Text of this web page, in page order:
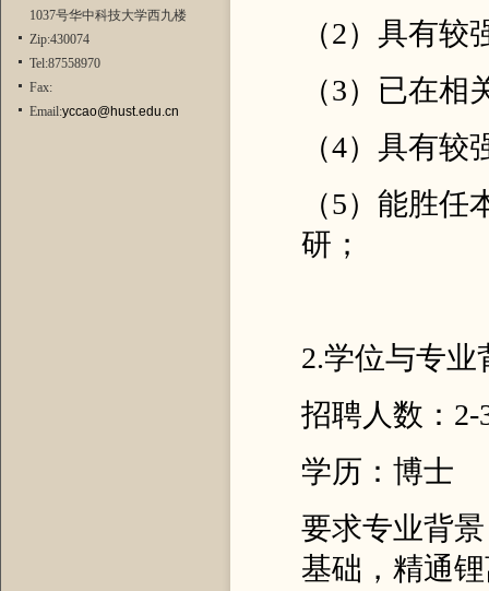
1037号华中科技大学西九楼
Zip:430074
Tel:87558970
Fax:
Email:yccao@hust.edu.cn
（2）具有
（3）已在
（4）具有
（5）能胜
研；
2.学位与专业
招聘人数：2-
学历：博士
要求专业背
基础，精通